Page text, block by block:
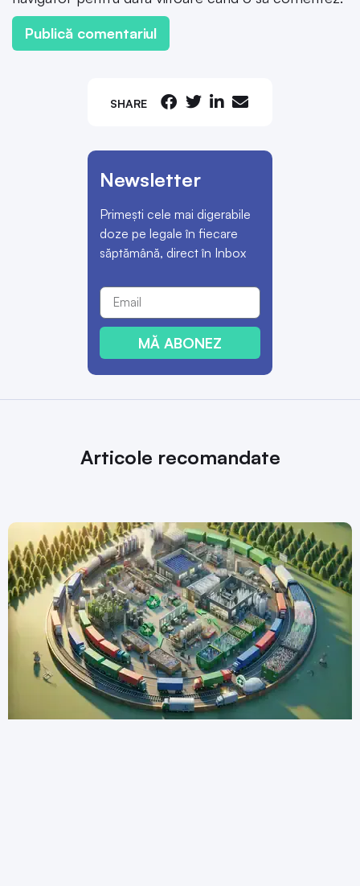
SHARE
Newsletter
Primești cele mai digerabile
doze pe legale în fiecare
săptămână, direct în Inbox
MĂ ABONEZ
Articole recomandate